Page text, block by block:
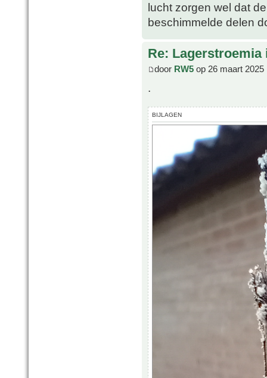
lucht zorgen wel dat
beschimmelde delen
Re:
door RW5 op 26 maart 2025
.
BIJLAGEN